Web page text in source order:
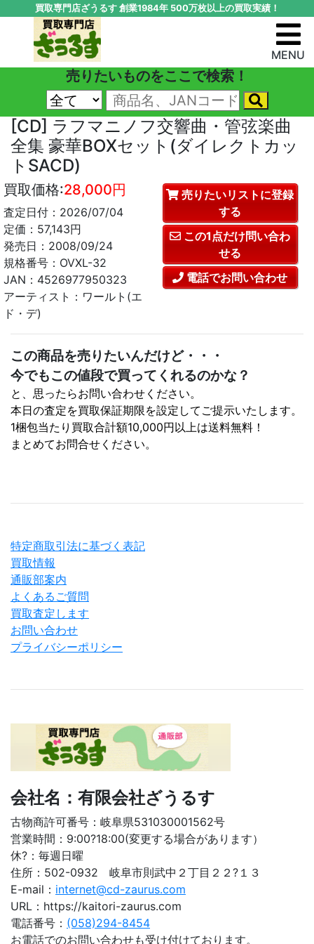
買取専門店ざうるす 創業1984年 500万枚以上の買取実績！
MENU
売りたいものをここで検索！
[CD] ラフマニノフ交響曲・管弦楽曲
全集 豪華BOXセット(ダイレクトカッ
トSACD)
買取価格:28,000円
査定日付：2026/07/04
定価：57,143円
発売日：2008/09/24
規格番号：OVXL-32
JAN：4526977950323
アーティスト：ワールト(エ
ド・デ)
売りたいリストに登録
する
この1点だけ問い合わ
せる
電話でお問い合わせ
この商品を売りたいんだけど・・・
今でもこの値段で買ってくれるのかな？
と、思ったらお問い合わせください。
本日の査定を買取保証期限を設定してご提示いたします。
1梱包当たり買取合計額10,000円以上は送料無料！
まとめてお問合せください。
特定商取引法に基づく表記
買取情報
通販部案内
よくあるご質問
買取査定します
お問い合わせ
プライバシーポリシー
会社名：有限会社ざうるす
古物商許可番号：岐阜県531030001562号
営業時間：9:00?18:00(変更する場合があります）
休?：毎週日曜
住所：502-0932 岐阜市則武中２丁目２２?１３
E-mail： internet@cd-zaurus.com
URL：https://kaitori-zaurus.com
電話番号： (058)294-8454
お電話でのお問い合わせも受け付けております。